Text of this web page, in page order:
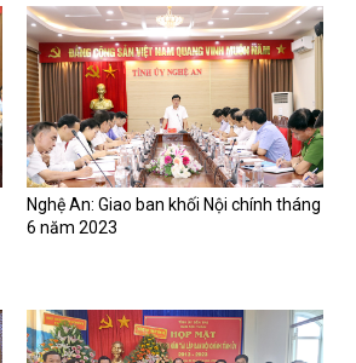
Nghệ An: Giao ban khối Nội chính tháng
6 năm 2023